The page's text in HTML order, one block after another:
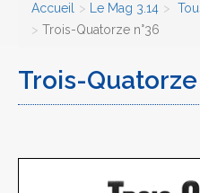
Accueil Le Mag 3.14
Trois-Quatorze n°36
Trois-Quatorze